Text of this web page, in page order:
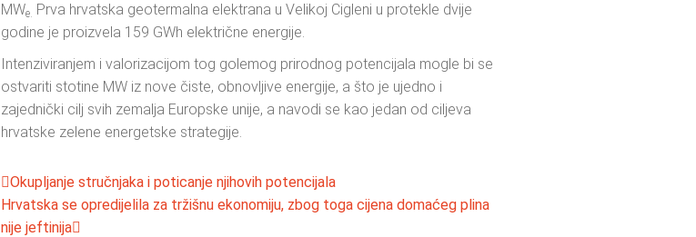
MWe. Prva hrvatska geotermalna elektrana u Velikoj Cigleni u protekle dvije
godine je proizvela 159 GWh električne energije.
Intenziviranjem i valorizacijom tog golemog prirodnog potencijala mogle bi se
ostvariti stotine MW iz nove čiste, obnovljive energije, a što je ujedno i
zajednički cilj svih zemalja Europske unije, a navodi se kao jedan od ciljeva
hrvatske zelene energetske strategije.
Okupljanje stručnjaka i poticanje njihovih potencijala
Hrvatska se opredijelila za tržišnu ekonomiju, zbog toga cijena domaćeg plina
nije jeftinija